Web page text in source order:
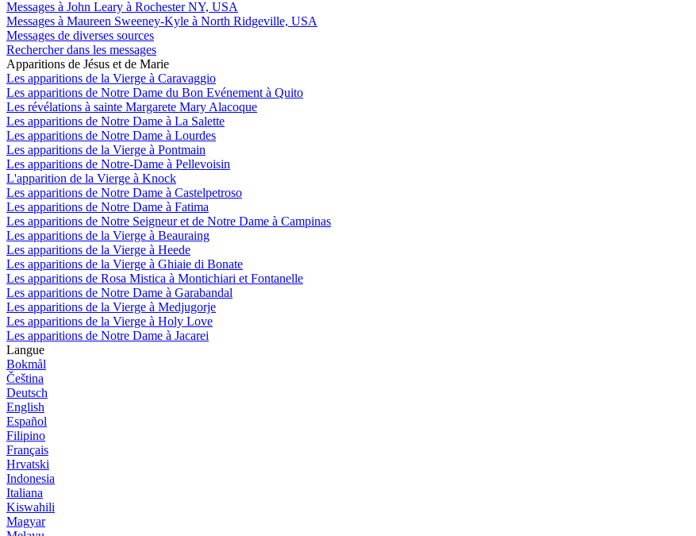
Messages à John Leary à Rochester NY, USA
Messages à Maureen Sweeney-Kyle à North Ridgeville, USA
Messages de diverses sources
Rechercher dans les messages
Apparitions de Jésus et de Marie
Les apparitions de la Vierge à Caravaggio
Les apparitions de Notre Dame du Bon Evénement à Quito
Les révélations à sainte Margarete Mary Alacoque
Les apparitions de Notre Dame à La Salette
Les apparitions de Notre Dame à Lourdes
Les apparitions de la Vierge à Pontmain
Les apparitions de Notre-Dame à Pellevoisin
L'apparition de la Vierge à Knock
Les apparitions de Notre Dame à Castelpetroso
Les apparitions de Notre Dame à Fatima
Les apparitions de Notre Seigneur et de Notre Dame à Campinas
Les apparitions de la Vierge à Beauraing
Les apparitions de la Vierge à Heede
Les apparitions de la Vierge à Ghiaie di Bonate
Les apparitions de Rosa Mistica à Montichiari et Fontanelle
Les apparitions de Notre Dame à Garabandal
Les apparitions de la Vierge à Medjugorje
Les apparitions de la Vierge à Holy Love
Les apparitions de Notre Dame à Jacarei
Langue
Bokmål
Čeština
Deutsch
English
Español
Filipino
Français
Hrvatski
Indonesia
Italiana
Kiswahili
Magyar